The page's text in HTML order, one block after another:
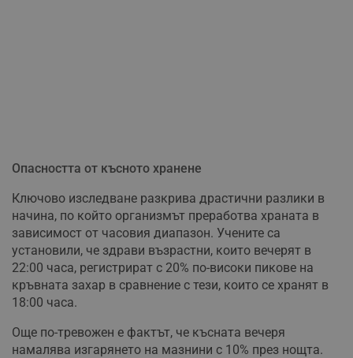
Опасността от късното хранене
Ключово изследване разкрива драстични разлики в
начина, по който организмът преработва храната в
зависимост от часовия диапазон. Учените са
установили, че здрави възрастни, които вечерят в
22:00 часа, регистрират с 20% по-високи пикове на
кръвната захар в сравнение с тези, които се хранят в
18:00 часа.
Още по-тревожен е фактът, че късната вечеря
намалява изгарянето на мазнини с 10% през нощта.